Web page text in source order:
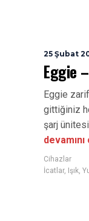
25 Şubat
Eggie
Eggie
gittiğiniz
şarj
devamını
Cihazlar
İcatlar, Işık,